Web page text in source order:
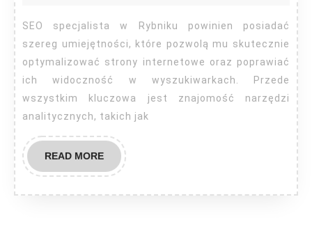
SEO specjalista w Rybniku powinien posiadać
szereg umiejętności, które pozwolą mu skutecznie
optymalizować strony internetowe oraz poprawiać
ich widoczność w wyszukiwarkach. Przede
wszystkim kluczowa jest znajomość narzędzi
analitycznych, takich jak
READ MOREREAD
MORE